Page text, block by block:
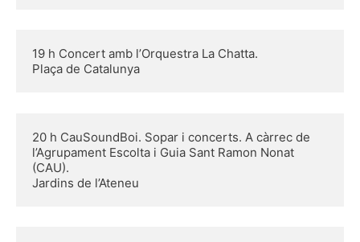
19 h Concert amb l’Orquestra La Chatta.
Plaça de Catalunya
20 h CauSoundBoi. Sopar i concerts. A càrrec de
l’Agrupament Escolta i Guia Sant Ramon Nonat
(CAU).
Jardins de l’Ateneu